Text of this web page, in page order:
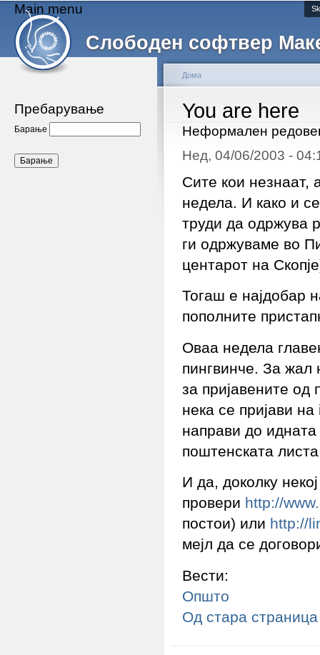
Слободен софтвер
Main menu
Пребарување
Барање
You are here
Дома
Неформален
Нед, 04/06/2003 -
Сите кои незнаат,
недела. И како и
труди да одржува
ги одржуваме во
центарот на
Тогаш е најдобар
пополните
Оваа недела
пингвинче. За жал
за пријавените од
нека се пријави
направи до
поштенската
И да, доколку
провери http://
постои) или http://
мејл да се
Вести:
Општо
Од стара страница